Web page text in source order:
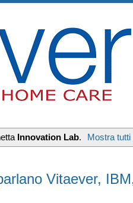
Innovation Lab. Mostra tutti
Vitaever,